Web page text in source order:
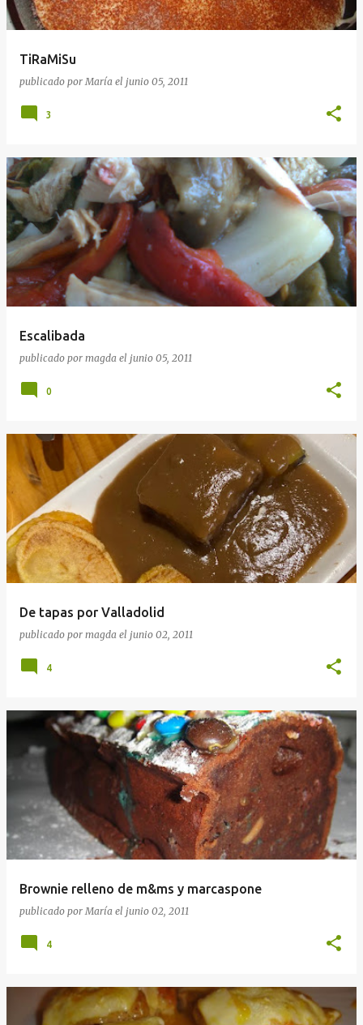
TiRaMiSu
publicado por María el junio 05, 2011
3
Escalibada
publicado por magda el junio 05, 2011
0
De tapas por Valladolid
publicado por magda el junio 02, 2011
4
Brownie relleno de m&ms y marcaspone
publicado por María el junio 02, 2011
4